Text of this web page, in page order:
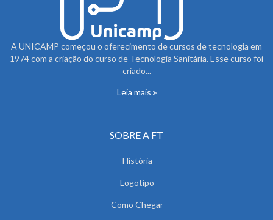
A UNICAMP começou o oferecimento de cursos de tecnologia em
1974 com a criação do curso de Tecnologia Sanitária. Esse curso foi
criado...
Leia mais
SOBRE A FT
História
Logotipo
Como Chegar